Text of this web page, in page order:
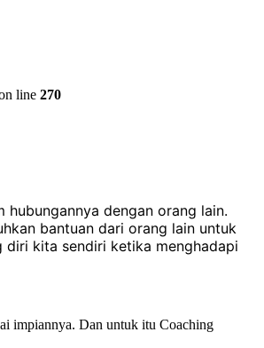
line 270
dengan orang lain.
bantuan dari orang lain untuk
diri kita sendiri ketika menghadapi
impiannya. Dan untuk itu Coaching